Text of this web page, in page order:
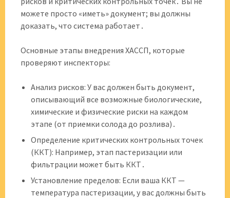
можете просто «иметь» документ; вы должны
доказать, что система работает․
Основные этапы внедрения ХАССП, которые
проверяют инспекторы:
Анализ рисков: У вас должен быть документ,
описывающий все возможные биологические,
химические и физические риски на каждом
этапе (от приемки солода до розлива)․
Определение критических контрольных точек
(ККТ): Например, этап пастеризации или
фильтрации может быть ККТ․
Установление пределов: Если ваша ККТ —
температура пастеризации, у вас должны быть